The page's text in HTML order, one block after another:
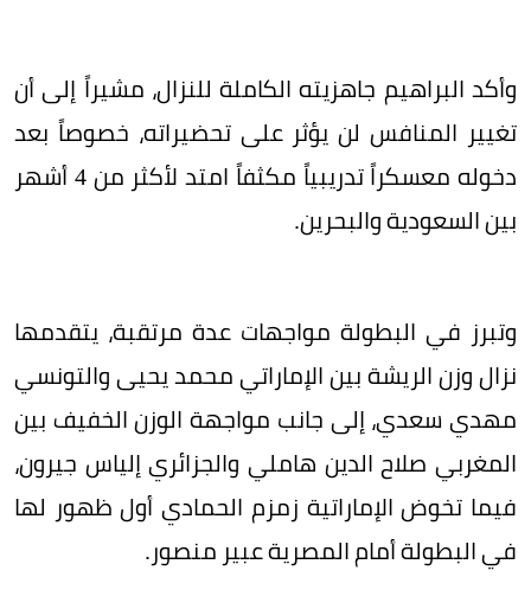
وأكد البراهيم جاهزيته الكاملة للنزال، مشيراً إلى أن
تغيير المنافس لن يؤثر على تحضيراته، خصوصاً بعد
دخوله معسكراً تدريبياً مكثفاً امتد لأكثر من 4 أشهر
بين السعودية والبحرين.
وتبرز في البطولة مواجهات عدة مرتقبة، يتقدمها
نزال وزن الريشة بين الإماراتي محمد يحيى والتونسي
مهدي سعدي، إلى جانب مواجهة الوزن الخفيف بين
المغربي صلاح الدين هاملي والجزائري إلياس جيرون،
فيما تخوض الإماراتية زمزم الحمادي أول ظهور لها
في البطولة أمام المصرية عبير منصور.